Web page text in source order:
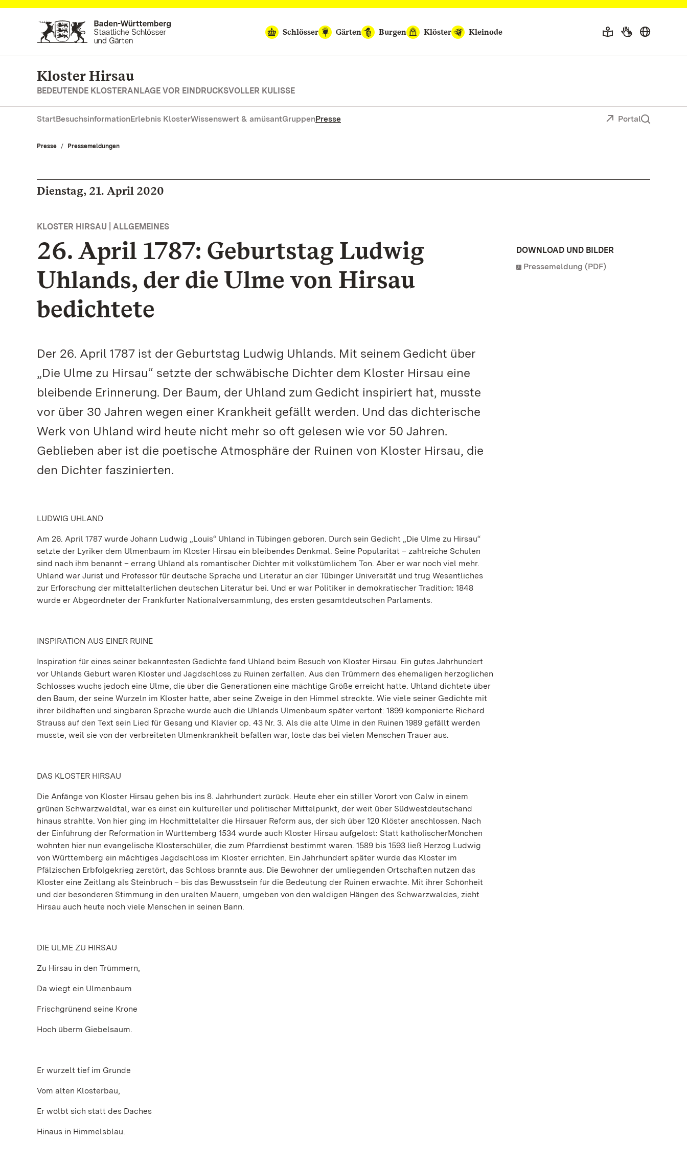
Zum Hauptinhalt springen
Schlösser
Gärten Burgen Klöster Kleinode
Kloster Hirsau
BEDEUTENDE KLOSTERANLAGE VOR EINDRUCKSVOLLER KULISSE
StartBesuchsinformationErlebnis KlosterWissenswert & amüsantGruppenPresse Portal
Presse Pressemeldungen
Dienstag, 21. April 2020
KLOSTER HIRSAU | ALLGEMEINES
26. April 1787: Geburtstag Ludwig
Uhlands, der die Ulme von Hirsau
bedichtete
Der 26. April 1787 ist der Geburtstag Ludwig Uhlands. Mit seinem Gedicht über
„Die Ulme zu Hirsau“ setzte der schwäbische Dichter dem Kloster Hirsau eine
bleibende Erinnerung. Der Baum, der Uhland zum Gedicht inspiriert hat, musste
vor über 30 Jahren wegen einer Krankheit gefällt werden. Und das dichterische
Werk von Uhland wird heute nicht mehr so oft gelesen wie vor 50 Jahren.
Geblieben aber ist die poetische Atmosphäre der Ruinen von Kloster Hirsau, die
den Dichter faszinierten.
LUDWIG UHLAND
Am 26. April 1787 wurde Johann Ludwig „Louis“ Uhland in Tübingen geboren. Durch sein Gedicht „Die Ulme zu Hirsau“
setzte der Lyriker dem Ulmenbaum im Kloster Hirsau ein bleibendes Denkmal. Seine Popularität – zahlreiche Schulen
sind nach ihm benannt – errang Uhland als romantischer Dichter mit volkstümlichem Ton. Aber er war noch viel mehr.
Uhland war Jurist und Professor für deutsche Sprache und Literatur an der Tübinger Universität und trug Wesentliches
zur Erforschung der mittelalterlichen deutschen Literatur bei. Und er war Politiker in demokratischer Tradition: 1848
wurde er Abgeordneter der Frankfurter Nationalversammlung, des ersten gesamtdeutschen Parlaments.
INSPIRATION AUS EINER RUINE
Inspiration für eines seiner bekanntesten Gedichte fand Uhland beim Besuch von Kloster Hirsau. Ein gutes Jahrhundert
vor Uhlands Geburt waren Kloster und Jagdschloss zu Ruinen zerfallen. Aus den Trümmern des ehemaligen herzoglichen
Schlosses wuchs jedoch eine Ulme, die über die Generationen eine mächtige Größe erreicht hatte. Uhland dichtete über
den Baum, der seine Wurzeln im Kloster hatte, aber seine Zweige in den Himmel streckte. Wie viele seiner Gedichte mit
ihrer bildhaften und singbaren Sprache wurde auch die Uhlands Ulmenbaum später vertont: 1899 komponierte Richard
Strauss auf den Text sein Lied für Gesang und Klavier op. 43 Nr. 3. Als die alte Ulme in den Ruinen 1989 gefällt werden
musste, weil sie von der verbreiteten Ulmenkrankheit befallen war, löste das bei vielen Menschen Trauer aus.
DAS KLOSTER HIRSAU
Die Anfänge von Kloster Hirsau gehen bis ins 8. Jahrhundert zurück. Heute eher ein stiller Vorort von Calw in einem
grünen Schwarzwaldtal, war es einst ein kultureller und politischer Mittelpunkt, der weit über Südwestdeutschand
hinaus strahlte. Von hier ging im Hochmittelalter die Hirsauer Reform aus, der sich über 120 Klöster anschlossen. Nach
der Einführung der Reformation in Württemberg 1534 wurde auch Kloster Hirsau aufgelöst: Statt katholischerMönchen
wohnten hier nun evangelische Klosterschüler, die zum Pfarrdienst bestimmt waren. 1589 bis 1593 ließ Herzog Ludwig
von Württemberg ein mächtiges Jagdschloss im Kloster errichten. Ein Jahrhundert später wurde das Kloster im
Pfälzischen Erbfolgekrieg zerstört, das Schloss brannte aus. Die Bewohner der umliegenden Ortschaften nutzen das
Kloster eine Zeitlang als Steinbruch – bis das Bewusstsein für die Bedeutung der Ruinen erwachte. Mit ihrer Schönheit
und der besonderen Stimmung in den uralten Mauern, umgeben von den waldigen Hängen des Schwarzwaldes, zieht
Hirsau auch heute noch viele Menschen in seinen Bann.
DIE ULME ZU HIRSAU
Zu Hirsau in den Trümmern,
Da wiegt ein Ulmenbaum
Frischgrünend seine Krone
Hoch überm Giebelsaum.
Er wurzelt tief im Grunde
Vom alten Klosterbau,
Er wölbt sich statt des Daches
Hinaus in Himmelsblau.
DOWNLOAD UND BILDER
Pressemeldung (PDF)